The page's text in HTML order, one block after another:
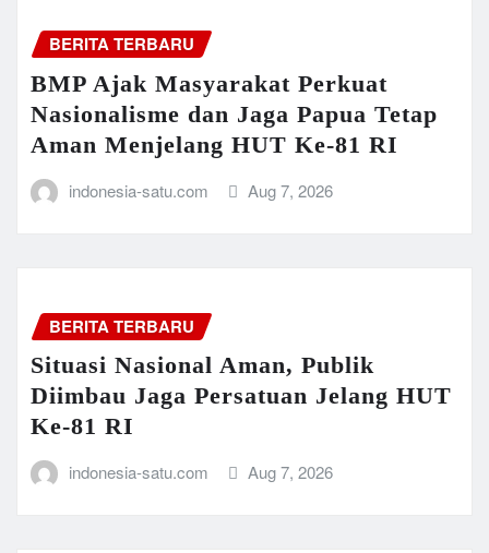
BERITA TERBARU
BMP Ajak Masyarakat Perkuat
Nasionalisme dan Jaga Papua Tetap
Aman Menjelang HUT Ke-81 RI
indonesia-satu.com Aug 7, 2026
BERITA TERBARU
Situasi Nasional Aman, Publik
Diimbau Jaga Persatuan Jelang HUT
Ke-81 RI
indonesia-satu.com Aug 7, 2026